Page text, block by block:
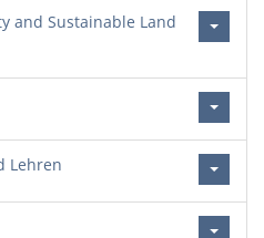
and Sustainable Land
Lehren